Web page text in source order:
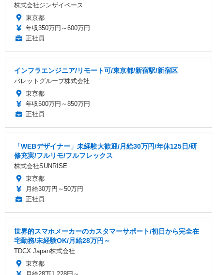
株式会社ジンザイベース
東京都
年収350万円～600万円
正社員
インフラエンジニア/リモート可/東京都/新宿駅/新宿区
バレットグループ株式会社
東京都
年収500万円～850万円
正社員
「WEBデザイナー」未経験大歓迎/月給30万円/年休125日/研
修充実/フルリモ/フルフレックス
株式会社SUNRISE
東京都
月給30万円～50万円
正社員
世界的スマホメーカーのカスタマーサポート/初日から完全在
宅勤務/未経験OK/月給28万円～
TDCX Japan株式会社
東京都